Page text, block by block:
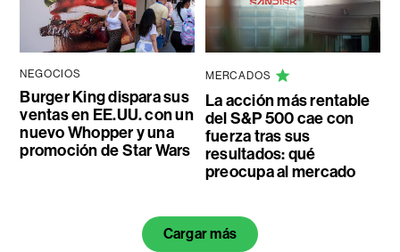
NEGOCIOS
Burger King dispara sus
ventas en EE.UU. con un
nuevo Whopper y una
promoción de Star Wars
MERCADOS
La acción más rentable
del S&P 500 cae con
fuerza tras sus
resultados: qué
preocupa al mercado
Cargar más